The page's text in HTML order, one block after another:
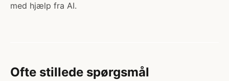
med hjælp fra AI.
Ofte stillede spørgsmål